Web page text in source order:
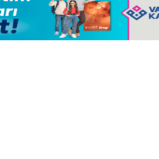
ekipleri
müdahale ediyor